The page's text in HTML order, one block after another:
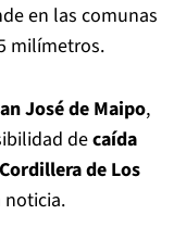
en las comunas
milímetros.
José de Maipo,
decaída
de Los
noticia.